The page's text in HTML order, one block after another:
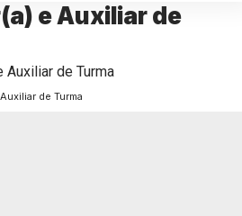
e Auxiliar de
de Turma